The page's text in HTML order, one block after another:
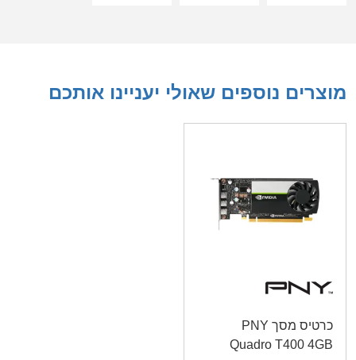
מוצרים נוספים שאולי יעניינו אותכם
כרטיס מסך PNY
Quadro T400 4GB